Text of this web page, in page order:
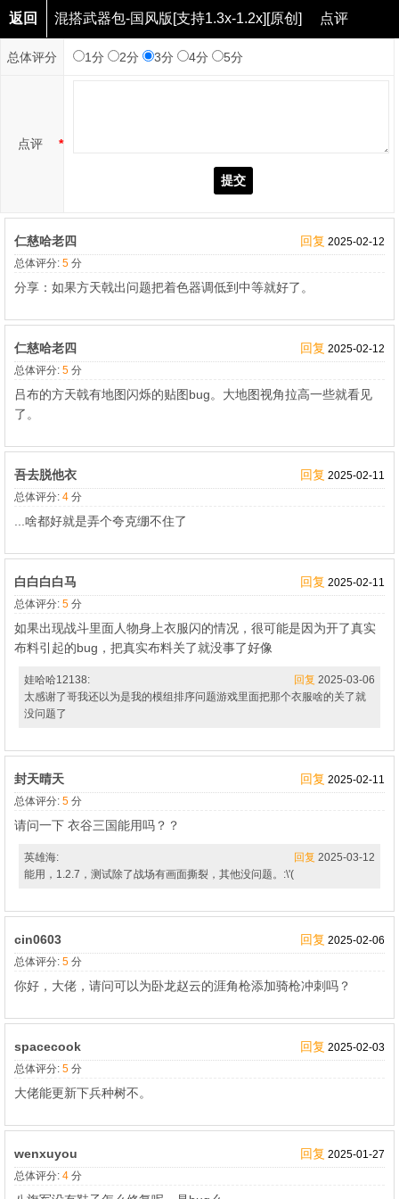
返回 混搭武器包-国风版[支持1.3x-1.2x][原创] 点评
总体评分 1分 2分 3分 4分 5分
*
点评
提交
仁慈哈老四 回复 2025-02-12
总体评分: 5 分
分享：如果方天戟出问题把着色器调低到中等就好了。
仁慈哈老四 回复 2025-02-12
总体评分: 5 分
吕布的方天戟有地图闪烁的贴图bug。大地图视角拉高一些就看见
了。
吾去脱他衣 回复 2025-02-11
总体评分: 4 分
...啥都好就是弄个夸克绷不住了
白白白白马 回复 2025-02-11
总体评分: 5 分
如果出现战斗里面人物身上衣服闪的情况，很可能是因为开了真实
布料引起的bug，把真实布料关了就没事了好像
娃哈哈12138: 回复 2025-03-06
太感谢了哥我还以为是我的模组排序问题游戏里面把那个衣服啥的关了就
没问题了
封天晴天 回复 2025-02-11
总体评分: 5 分
请问一下 衣谷三国能用吗？？
英雄海: 回复 2025-03-12
能用，1.2.7，测试除了战场有画面撕裂，其他没问题。:\'(
cin0603 回复 2025-02-06
总体评分: 5 分
你好，大佬，请问可以为卧龙赵云的涯角枪添加骑枪冲刺吗？
spacecook 回复 2025-02-03
总体评分: 5 分
大佬能更新下兵种树不。
wenxuyou 回复 2025-01-27
总体评分: 4 分